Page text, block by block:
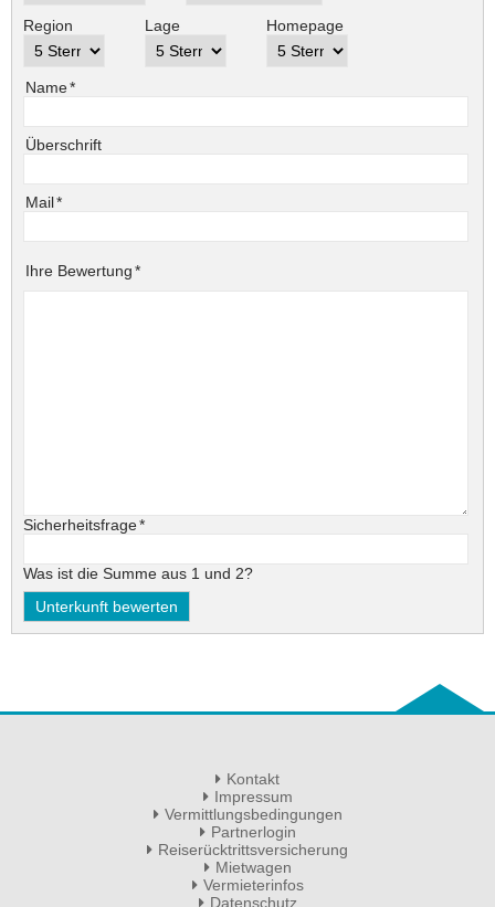
Region Lage Homepage
Pflichtfeld
Name*
Überschrift
Pflichtfeld
Mail*
Pflichtfeld
Ihre Bewertung*
Pflichtfeld
Sicherheitsfrage*
Was ist die Summe aus 1 und 2?
Kontakt
Impressum
Vermittlungsbedingungen
Partnerlogin
Reiserücktrittsversicherung
Mietwagen
Vermieterinfos
Datenschutz